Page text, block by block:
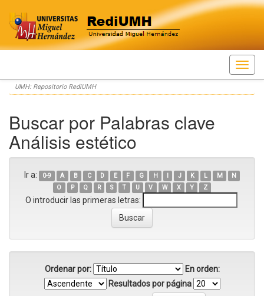
Skip
navigation
UMH: Repositorio RediUMH
Buscar por Palabras clave
Análisis estético
Ir a: 0-9 A B C D E F G H I J K L M
N
O
P Q R S T U V W X Y Z
O introducir las primeras letras:
Ordenar por:
En orden:
Resultados por página